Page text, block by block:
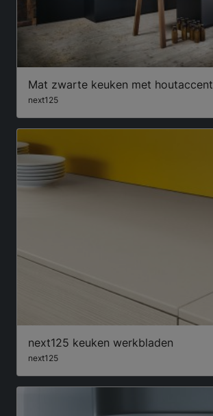
Mat zwarte keuken met houtaccent
next125
next125 keuken werkbladen
next125